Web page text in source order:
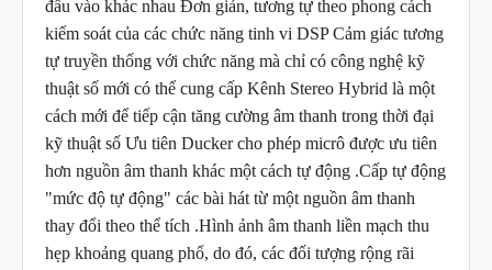
đầu vào khác nhau Đơn giản, tương tự theo phong cách
kiểm soát của các chức năng tinh vi DSP Cảm giác tương
tự truyền thống với chức năng mà chỉ có công nghệ kỹ
thuật số mới có thể cung cấp Kênh Stereo Hybrid là một
cách mới để tiếp cận tăng cường âm thanh trong thời đại
kỹ thuật số Ưu tiên Ducker cho phép micrô được ưu tiên
hơn nguồn âm thanh khác một cách tự động .Cấp tự động
"mức độ tự động" các bài hát từ một nguồn âm thanh
thay đổi theo thể tích .Hình ảnh âm thanh liền mạch thu
hẹp khoảng quang phổ, do đó, các đối tượng rộng rãi